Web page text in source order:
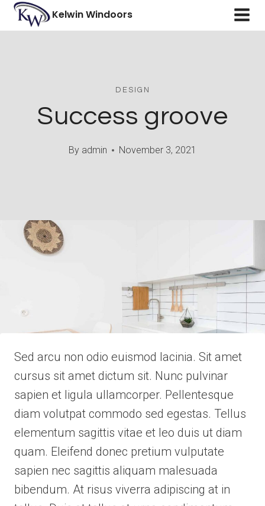
Skip
to
Kelwin Windoors
DESIGN
Success groove
By admin November 3, 2021
Sed arcu non odio euismod lacinia. Sit amet
cursus sit amet dictum sit. Nunc pulvinar
sapien et ligula ullamcorper. Pellentesque
diam volutpat commodo sed egestas. Tellus
elementum sagittis vitae et leo duis ut diam
quam. Eleifend donec pretium vulputate
sapien nec sagittis aliquam malesuada
bibendum. At risus viverra adipiscing at in